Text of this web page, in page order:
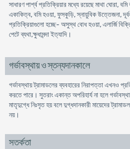
সাধারণ পার্শ্ব প্রতিক্রিয়ার মধ্যে রয়েছে মাথা ঘোরা,
একাকিত্ব, বমি হওয়া, ফুসকুড়ি, স্নায়ুবিক উত্তেজনা,
প্রতিক্রিয়াগুলো হচ্ছে- অসুস্থ বোধ হওয়া, এলার্জি
পেটে ব্যথা,ক্ষুধামন্দা ইত্যাদি।
গর্ভাবস্থায় ও স্তন্যদানকালে
গর্ভাবস্থায় ট্রামাডলের ব্যবহারের নিরাপত্তা এখনও
করতে পারে। সুতরাং একান্ত অপরিহার্য না হলে
মাতৃদুগ্ধে নিঃসৃত হয় বলে দুগ্ধদানকারী মায়েদের
নয়।
সতর্কতা